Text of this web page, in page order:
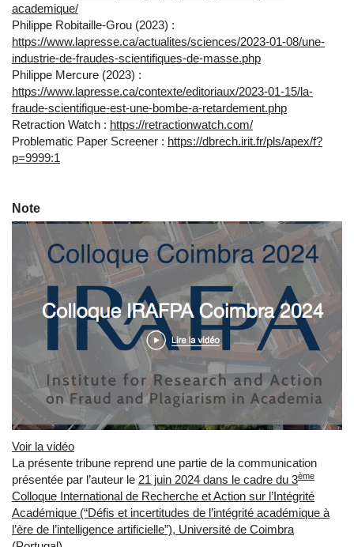
academique/
Philippe Robitaille-Grou (2023) :
https://www.lapresse.ca/actualites/sciences/2023-01-08/une-
industrie-de-fraudes-scientifiques-de-masse.php
Philippe Mercure (2023) :
https://www.lapresse.ca/contexte/editoriaux/2023-01-15/la-
fraude-scientifique-est-une-bombe-a-retardement.php
Retraction Watch : https://retractionwatch.com/
Problematic Paper Screener : https://dbrech.irit.fr/pls/apex/f?
p=9999:1
Note
Voir la vidéo
La présente tribune reprend une partie de la communication
présentée par l’auteur le 21 juin 2024 dans le cadre du 3ème
Colloque International de Recherche et Action sur l’Intégrité
Académique (“Défis et incertitudes de l’intégrité académique à
l’ère de l’intelligence artificielle”), Université de Coimbra